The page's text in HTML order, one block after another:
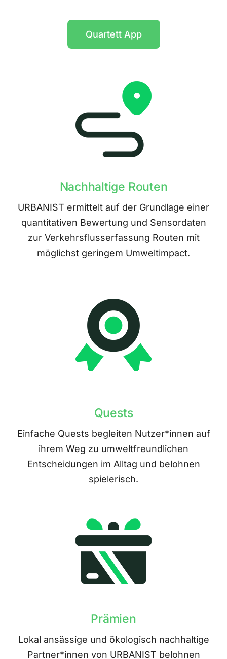
Quartett App
Nachhaltige Routen
URBANIST ermittelt auf der Grundlage einer
quantitativen Bewertung und Sensordaten
zur Verkehrsflusserfassung Routen mit
möglichst geringem Umweltimpact.
Quests
Einfache Quests begleiten Nutzer*innen auf
ihrem Weg zu umweltfreundlichen
Entscheidungen im Alltag und belohnen
spielerisch.
Prämien
Lokal ansässige und ökologisch nachhaltige
Partner*innen von URBANIST belohnen